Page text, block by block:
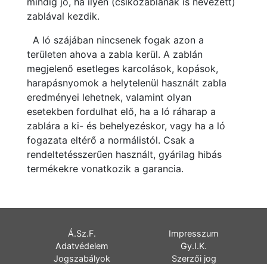
zablával kezdik.
A ló szájában nincsenek fogak azon a
területen ahova a zabla kerül. A zablán
megjelenő esetleges karcolások, kopások,
harapásnyomok a helytelenül használt zabla
eredményei lehetnek, valamint olyan
esetekben fordulhat elő, ha a ló ráharap a
zablára a ki- és behelyezéskor, vagy ha a ló
fogazata eltérő a normálistól. Csak a
rendeltetésszerűen használt, gyárilag hibás
termékekre vonatkozik a garancia.
Á.Sz.F.
Impresszum
Adatvédelem
Gy.I.K.
Jogszabályok
Szerzői jog